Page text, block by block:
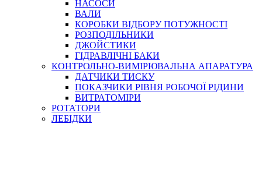
БОРЕКС, ЕО
НАСОСИ
ВАЛИ
КОРОБКИ ВІДБОРУ ПОТУЖНОСТІ
РОЗПОДІЛЬНИКИ
ДЖОЙСТИКИ
ГІДРАВЛІЧНІ БАКИ
КОНТРОЛЬНО-ВИМІРЮВАЛЬНА АПАРАТУРА
ДАТЧИКИ ТИСКУ
ПОКАЗЧИКИ РІВНЯ РОБОЧОЇ РІДИНИ
ВИТРАТОМІРИ
РОТАТОРИ
ЛЕБІДКИ